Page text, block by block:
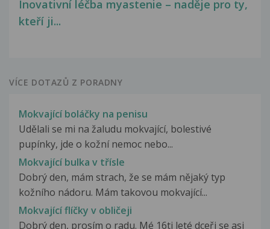
Inovativní léčba myastenie – naděje pro ty,
kteří ji...
VÍCE DOTAZŮ Z PORADNY
Mokvající boláčky na penisu
Udělali se mi na žaludu mokvající, bolestivé
pupínky, jde o kožní nemoc nebo...
Mokvající bulka v třísle
Dobrý den, mám strach, že se mám nějaký typ
kožního nádoru. Mám takovou mokvající...
Mokvající flíčky v obličeji
Dobrý den, prosím o radu. Mé 16ti leté dceři se asi